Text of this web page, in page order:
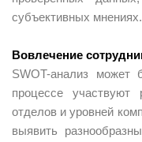
субъективных мнениях.
Вовлечение
SWOT-анализ
процессе участвуют
отделов и уровней
выявить